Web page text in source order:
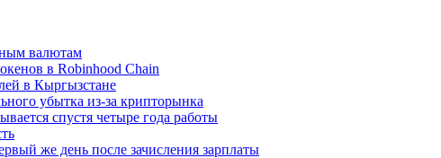
валютам
в Robinhood Chain
в Кыргызстане
убытка из-за крипторынка
спустя четыре года работы
же день после зачисления зарплаты